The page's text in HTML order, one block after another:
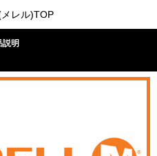
レル)TOP
説明